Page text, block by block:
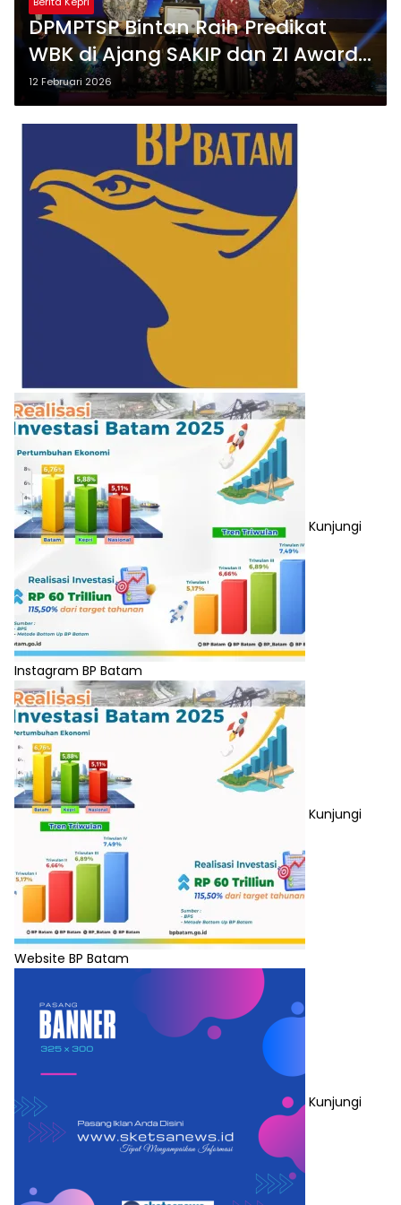
DPMPTSP Bintan Raih Predikat
WBK di Ajang SAKIP dan ZI Awards
2025
12 Februari 2026
Kunjungi
Instagram BP Batam
Kunjungi
Website BP Batam
Kunjungi